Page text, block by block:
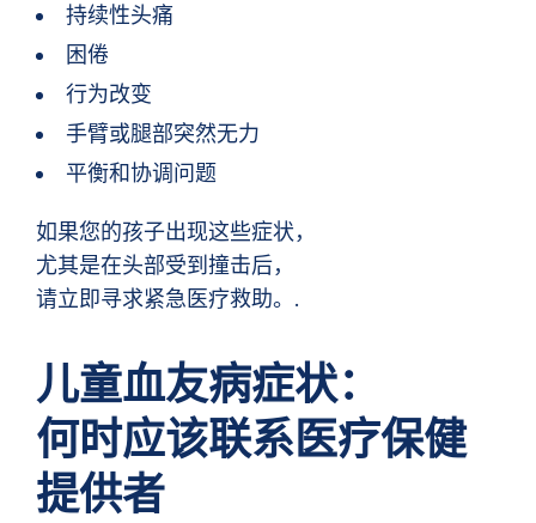
持续性头痛
困倦
行为改变
手臂或腿部突然无力
平衡和协调问题
如果您的孩子出现这些症状，
尤其是在头部受到撞击后，
请立即寻求紧急医疗救助。.
儿童血友病症状：
何时应该联系医疗保健
提供者